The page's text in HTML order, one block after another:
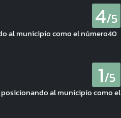
4/5
al municipio como el número40
1/5
posicionando al municipio como el